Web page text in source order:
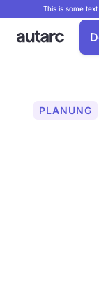
This is some
PLANUNG